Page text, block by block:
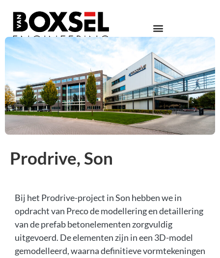
Prodrive, Son
Bij het Prodrive-project in Son hebben we in
opdracht van Preco de modellering en detaillering
van de prefab betonelementen zorgvuldig
uitgevoerd. De elementen zijn in een 3D-model
gemodelleerd, waarna definitieve vormtekeningen